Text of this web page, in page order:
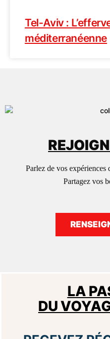
Tel-Aviv :
méditerranéenne
Parlez de vos expériences
Partagez vos
LA
DU